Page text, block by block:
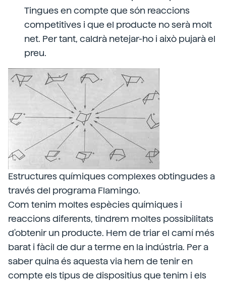
Tingues en compte que són reaccions
competitives i que el producte no serà molt
net. Per tant, caldrà netejar-ho i això pujarà el
preu.
Estructures químiques complexes obtingudes a
través del programa Flamingo.
Com tenim moltes espècies químiques i
reaccions diferents, tindrem moltes possibilitats
d'obtenir un producte. Hem de triar el camí més
barat i fàcil de dur a terme en la indústria. Per a
saber quina és aquesta via hem de tenir en
compte els tipus de dispositius que tenim i els